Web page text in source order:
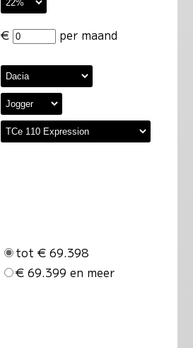
€ per maand
tot € 69.398
€ 69.399 en meer